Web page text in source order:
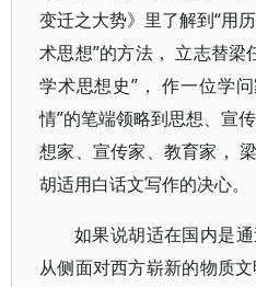
变迁之大势》里了解到“用
术思想”的方法， 立志替梁
学术思想史”， 作一位学
情”的笔端领略到思想、宣
想家、宣传家、教育家，
胡适用白话文写作的决心。
如果说胡适在国内是
从侧面对西方崭新的物质